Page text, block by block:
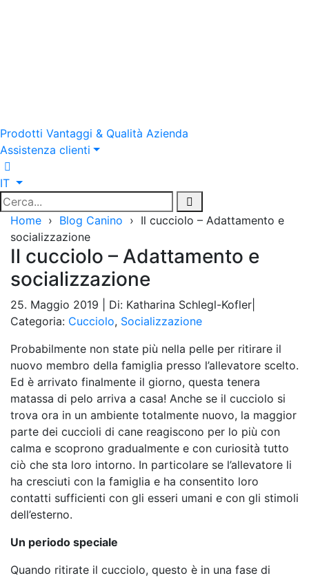
Prodotti Vantaggi & Qualità Azienda
Assistenza clienti
IT
Home › Blog Canino › Il cucciolo – Adattamento e
socializzazione
Il cucciolo – Adattamento e
socializzazione
25. Maggio 2019 Di: Katharina Schlegl-Kofler
Categoria: Cucciolo, Socializzazione
Probabilmente non state più nella pelle per ritirare il
nuovo membro della famiglia presso l’allevatore scelto.
Ed è arrivato finalmente il giorno, questa tenera
matassa di pelo arriva a casa! Anche se il cucciolo si
trova ora in un ambiente totalmente nuovo, la maggior
parte dei cuccioli di cane reagiscono per lo più con
calma e scoprono gradualmente e con curiosità tutto
ciò che sta loro intorno. In particolare se l’allevatore li
ha cresciuti con la famiglia e ha consentito loro
contatti sufficienti con gli esseri umani e con gli stimoli
dell’esterno.
Un periodo speciale
Quando ritirate il cucciolo, questo è in una fase di